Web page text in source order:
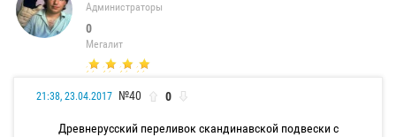
Администраторы
0
Мегалит
21:38, 23.04.2017 №40 0
Древнерусский переливок скандинавской подвески с